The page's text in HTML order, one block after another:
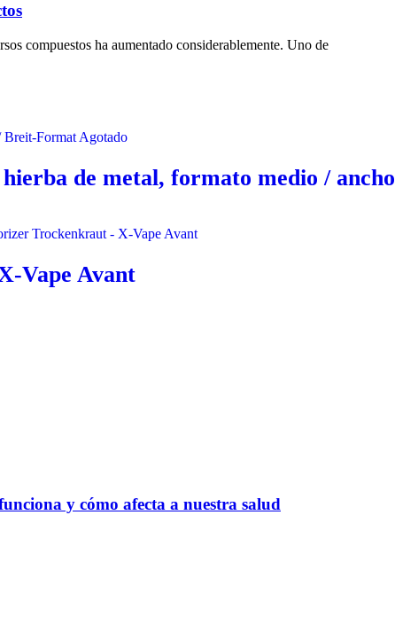
compuestos ha aumentado considerablemente. Uno de
Agotado
de metal, formato medio / ancho
Vape Avant
y cómo afecta a nuestra salud